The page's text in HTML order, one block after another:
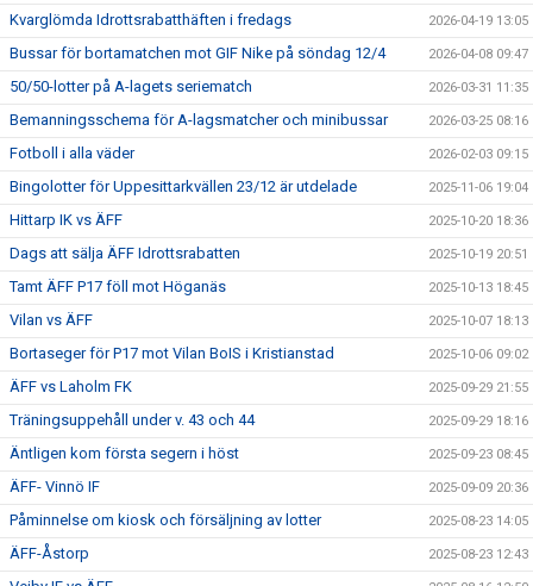
Kvarglömda Idrottsrabatthäften i fredags 2026-04-19 13:05
Bussar för bortamatchen mot GIF Nike på söndag 12/4 2026-04-08 09:47
50/50-lotter på A-lagets seriematch 2026-03-31 11:35
Bemanningsschema för A-lagsmatcher och minibussar 2026-03-25 08:16
Fotboll i alla väder 2026-02-03 09:15
Bingolotter för Uppesittarkvällen 23/12 är utdelade 2025-11-06 19:04
Hittarp IK vs ÄFF 2025-10-20 18:36
Dags att sälja ÄFF Idrottsrabatten 2025-10-19 20:51
Tamt ÄFF P17 föll mot Höganäs 2025-10-13 18:45
Vilan vs ÄFF 2025-10-07 18:13
Bortaseger för P17 mot Vilan BoIS i Kristianstad 2025-10-06 09:02
ÄFF vs Laholm FK 2025-09-29 21:55
Träningsuppehåll under v. 43 och 44 2025-09-29 18:16
Äntligen kom första segern i höst 2025-09-23 08:45
ÄFF- Vinnö IF 2025-09-09 20:36
Påminnelse om kiosk och försäljning av lotter 2025-08-23 14:05
ÄFF-Åstorp 2025-08-23 12:43